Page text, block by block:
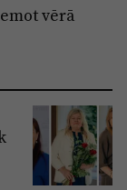
vērā